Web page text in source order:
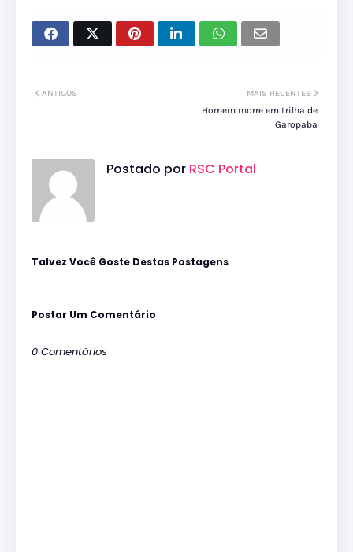
MAIS RECENTES
Homem morre em trilha de
Garopaba
ANTIGOS
Postado por RSC Portal
Talvez Você Goste Destas Postagens
Postar Um Comentário
0 Comentários